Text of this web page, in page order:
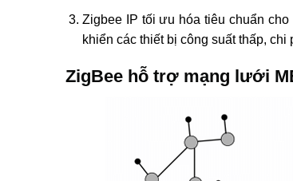
Zigbee IP tối ưu hóa tiêu chuẩn
khiển các thiết bị công suất thấp, chi
ZigBee hỗ trợ mạng lưới